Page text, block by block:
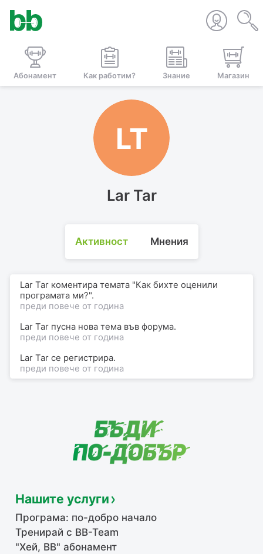
Абонамент Как работим? Знание Магазин
LT
Lar Tar
Активност Мнения
Lar Tar коментира темата "Как бихте оценили
програмата ми?".
преди повече от година
Lar Tar пусна нова тема във форума.
преди повече от година
Lar Tar се регистрира.
преди повече от година
Нашите услуги
Програма: по-добро начало
Тренирай с BB-Team
"Хей, ВВ" абонамент